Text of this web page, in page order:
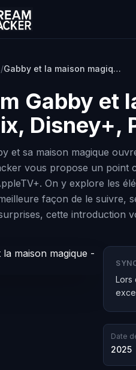
/ Gabby et la maison magique - Le film
Gabby et
Disney+,
et sa maison magique
vous propose un point
On y explore les
façon de le suivre,
cette introduction
Lors
Date
2025